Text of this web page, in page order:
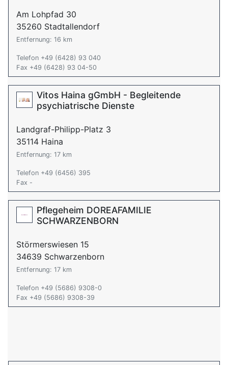
Am Lohpfad 30
35260 Stadtallendorf
Entfernung: 16 km
Telefon +49 (6428) 93 040
Fax +49 (6428) 93 04-50
Vitos Haina gGmbH - Begleitende
psychiatrische Dienste
Landgraf-Philipp-Platz 3
35114 Haina
Entfernung: 17 km
Telefon +49 (6456) 395
Fax -
Pflegeheim DOREAFAMILIE
SCHWARZENBORN
Störmerswiesen 15
34639 Schwarzenborn
Entfernung: 17 km
Telefon +49 (5686) 9308-0
Fax +49 (5686) 9308-39